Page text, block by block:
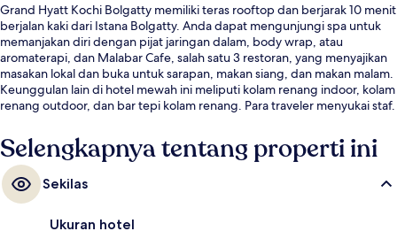
Grand Hyatt Kochi Bolgatty memiliki teras rooftop dan berjarak 10 menit
berjalan kaki dari Istana Bolgatty. Anda dapat mengunjungi spa untuk
memanjakan diri dengan pijat jaringan dalam, body wrap, atau
aromaterapi, dan Malabar Cafe, salah satu 3 restoran, yang menyajikan
masakan lokal dan buka untuk sarapan, makan siang, dan makan malam.
Keunggulan lain di hotel mewah ini meliputi kolam renang indoor, kolam
renang outdoor, dan bar tepi kolam renang. Para traveler menyukai staf.
Selengkapnya tentang properti ini
Sekilas
Ukuran hotel